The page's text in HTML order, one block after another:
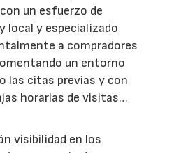
un esfuerzo de
local y especializado
a compradores
un entorno
las citas previas y con
horarias de visitas…
visibilidad en los